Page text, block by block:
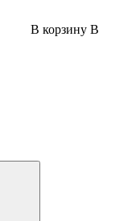
В корзину В